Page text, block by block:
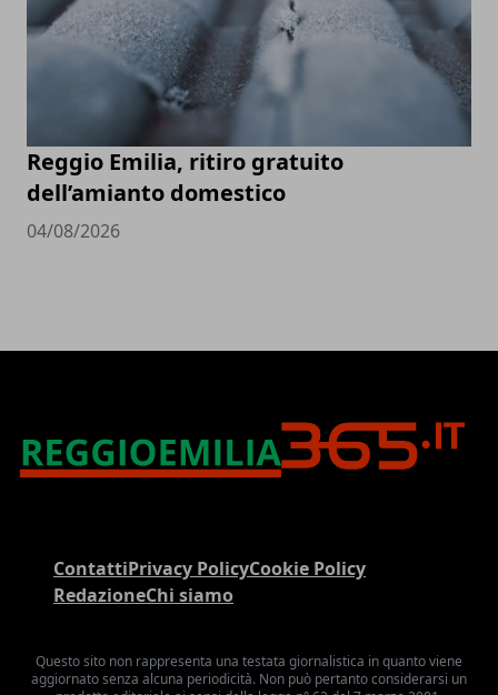
Reggio Emilia, ritiro gratuito
dell’amianto domestico
04/08/2026
ContattiPrivacy PolicyCookie Policy
RedazioneChi siamo
Questo sito non rappresenta una testata giornalistica in quanto viene
aggiornato senza alcuna periodicità. Non può pertanto considerarsi un